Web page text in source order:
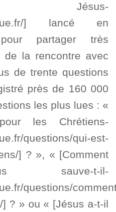
Jésus-
] lancé en
partager très
de la rencontre avec
de trente questions
près de 160 000
les plus lues : «
les Chrétiens-
questions/qui-est-
] ? », « [Comment
sauve-t-il-
questions/
? » ou « [Jésus a-t-il